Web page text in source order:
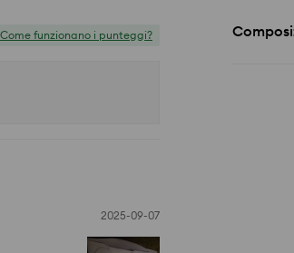
Come funzionano i punteggi?
2025-09-07